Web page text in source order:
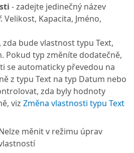
- zadejte jedinečný název
Kapacita, Jméno,
zda bude vlastnost typu Text,
Pokud typ změníte dodatečně,
se automaticky převedou na
z typu Text na typ Datum nebo
zda byly hodnoty
viz Změna vlastnosti typu Text
měnit v režimu úprav